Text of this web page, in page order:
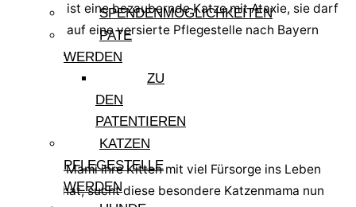
SPENDENMÖGLICHKEITEN
PATE
WERDEN
ZU
DEN
PATENTIEREN
KATZEN
PFLEGESTELLE
WERDEN
Tremolina ist eine bezaubernde Katze mit Ataxie, sie darf
im August auf eine versierte Pflegestelle nach Bayern
ausreisen.
weiterlesen »
Nachdem Mami ihre Kitten mit viel Fürsorge ins Leben
begleitet hat, sucht diese besondere Katzenmama nun